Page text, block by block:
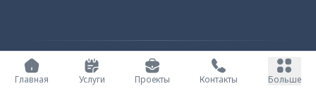
UZINFOCOM © 2002 - 2026
Все права защищены
Главная
Услуги Проекты Контакты Больше